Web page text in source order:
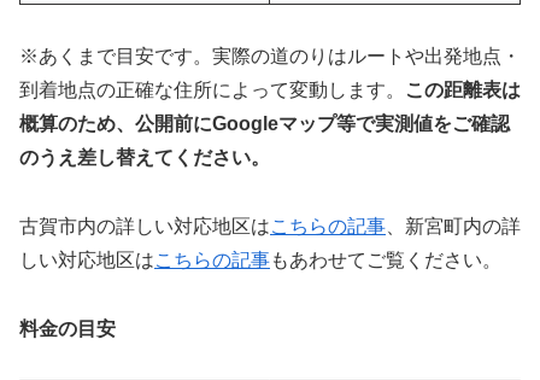
※あくまで目安です。実際の道のりはルートや出発地点・
到着地点の正確な住所によって変動します。
この距離表は
概算のため、公開前にGoogleマップ等で実測値をご確認
のうえ差し替えてください。
古賀市内の詳しい対応地区はこちらの記事 、新宮町内の詳
しい対応地区はこちらの記事もあわせてご覧ください。
料金の目安